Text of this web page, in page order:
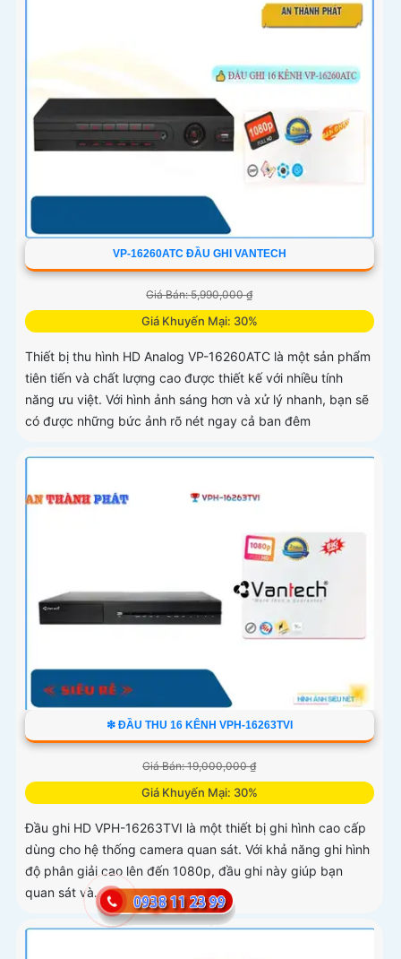
VP-16260ATC ĐẦU GHI VANTECH
Giá Bán: 5,990,000 ₫
Giá Khuyến Mại: 30%
Thiết bị thu hình HD Analog VP-16260ATC là một sản phẩm
tiên tiến và chất lượng cao được thiết kế với nhiều tính
năng ưu việt. Với hình ảnh sáng hơn và xử lý nhanh, bạn sẽ
có được những bức ảnh rõ nét ngay cả ban đêm
❇ ĐẦU THU 16 KÊNH VPH-16263TVI
Giá Bán: 19,000,000 ₫
Giá Khuyến Mại: 30%
Đầu ghi HD VPH-16263TVI là một thiết bị ghi hình cao cấp
dùng cho hệ thống camera quan sát. Với khả năng ghi hình
độ phân giải cao lên đến 1080p, đầu ghi này giúp bạn
quan sát và...